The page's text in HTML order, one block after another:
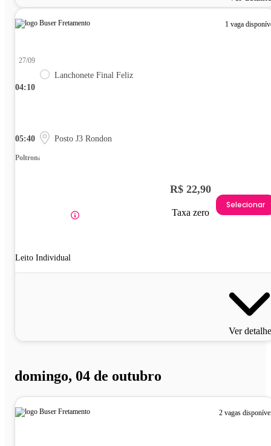
1 vaga
04:10
27/09
Lanchonete Final Feliz
05:40 Posto J3 Rondon
Poltrona
Leito Individual
R$ 22,90
Taxa zero
Selecionar
Ver
domingo, 04 de outubro
2 vagas